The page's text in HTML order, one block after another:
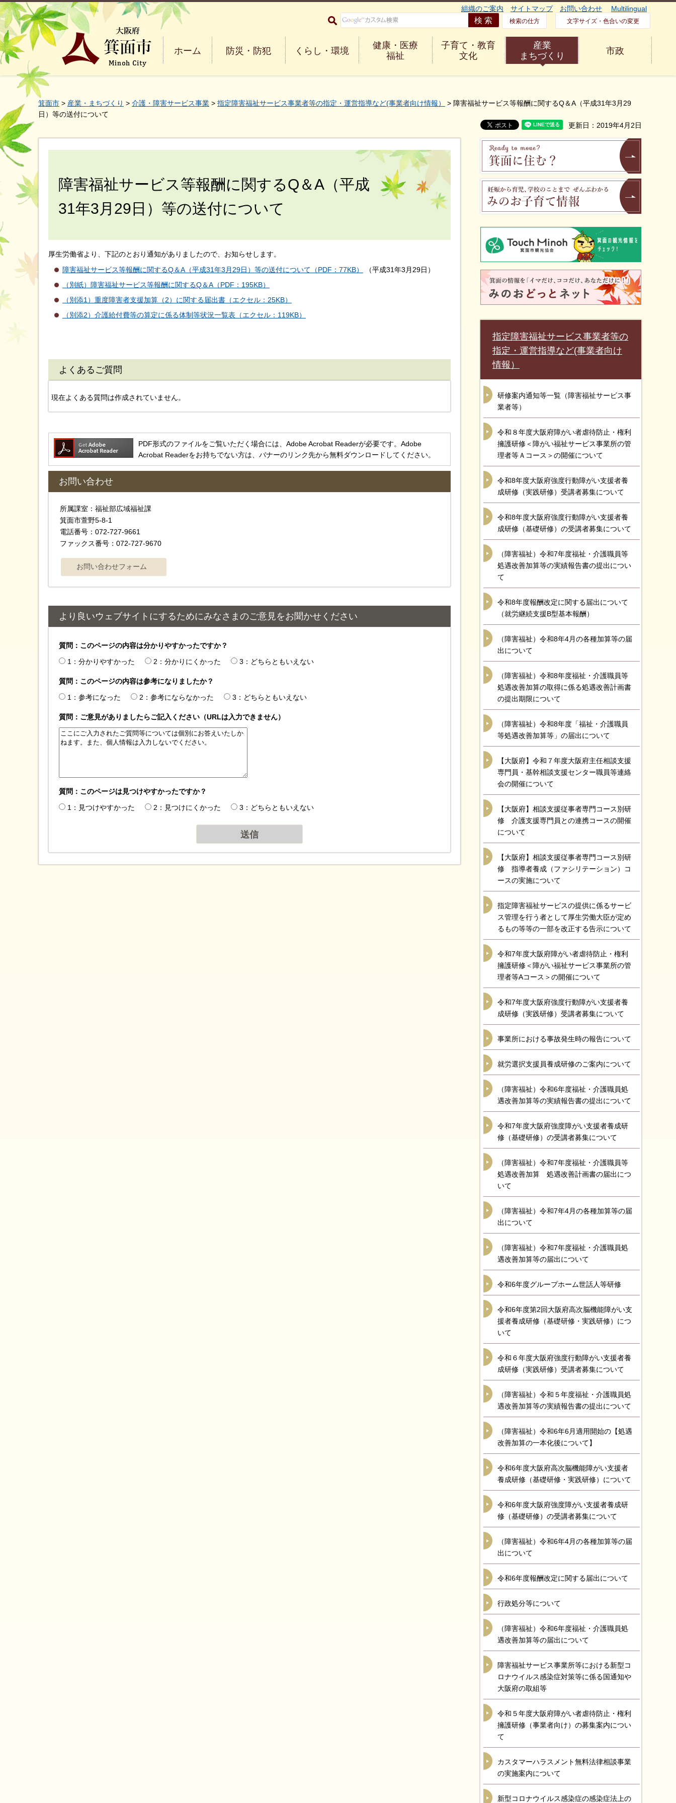
大阪府箕面市 Minoh City
組織のご案内 サイトマップ お問い合わせ Multilingual
検索の仕方 文字サイズ・色合いの変更
ホーム 防災・防犯 くらし・環境
健康・医療
福祉
子育て・教育
文化
産業
まちづくり
市政
箕面市 > 産業・まちづくり > 介護・障害サービス事業 > 指定障害福祉サービス事業者等の指定・運営指導など(事業者向け情報）
> 障害福祉サービス等報酬に関するQ＆A（平成31年3月29
日）等の送付について
更新日：2019年4月2日
障害福祉サービス等報酬に関するQ＆A（平成
31年3月29日）等の送付について
厚生労働省より、下記のとおり通知がありましたので、お知らせします。
障害福祉サービス等報酬に関するQ＆A（平成31年3月29日）等の送付について（PDF：77KB）
（平成31年3月29日）
（別紙）障害福祉サービス等報酬に関するQ＆A（PDF：195KB）
（別添1）重度障害者支援加算（2）に関する届出書（エクセル：25KB）
（別添2）介護給付費等の算定に係る体制等状況一覧表（エクセル：119KB）
よくあるご質問
現在よくある質問は作成されていません。
PDF形式のファイルをご覧いただく場合には、Adobe Acrobat Readerが必要です。Adobe
Acrobat Readerをお持ちでない方は、バナーのリンク先から無料ダウンロードしてください。
お問い合わせ
所属課室：福祉部広域福祉課
箕面市萱野5-8-1
電話番号：072-727-9661
ファックス番号：072-727-9670
より良いウェブサイトにするためにみなさまのご意見をお聞かせください
質問：このページの内容は分かりやすかったですか？
1：分かりやすかった
2：分かりにくかった 3：どちらともいえない
質問：このページの内容は参考になりましたか？
1：参考になった
2：参考にならなかった 3：どちらともいえない
質問：ご意見がありましたらご記入ください（URLは入力できません）
質問：このページは見つけやすかったですか？
1：見つけやすかった
2：見つけにくかった 3：どちらともいえない
指定障害福祉サービス事業者等の
指定・運営指導など(事業者向け
情報）
研修案内通知等一覧（障害福祉サービス事
業者等）
令和８年度大阪府障がい者虐待防止・権利
擁護研修＜障がい福祉サービス事業所の管
理者等Ａコース＞の開催について
令和8年度大阪府強度行動障がい支援者養
成研修（実践研修）受講者募集について
令和8年度大阪府強度行動障がい支援者養
成研修（基礎研修）の受講者募集について
（障害福祉）令和7年度福祉・介護職員等
処遇改善加算等の実績報告書の提出につい
て
令和8年度報酬改定に関する届出について
（就労継続支援B型基本報酬）
（障害福祉）令和8年4月の各種加算等の届
出について
（障害福祉）令和8年度福祉・介護職員等
処遇改善加算の取得に係る処遇改善計画書
の提出期限について
（障害福祉）令和8年度「福祉・介護職員
等処遇改善加算等」の届出について
【大阪府】令和７年度大阪府主任相談支援
専門員・基幹相談支援センター職員等連絡
会の開催について
【大阪府】相談支援従事者専門コース別研
修 介護支援専門員との連携コースの開催
について
【大阪府】相談支援従事者専門コース別研
修 指導者養成（ファシリテーション）コ
ースの実施について
指定障害福祉サービスの提供に係るサービ
ス管理を行う者として厚生労働大臣が定め
るもの等等の一部を改正する告示について
令和7年度大阪府障がい者虐待防止・権利
擁護研修＜障がい福祉サービス事業所の管
理者等Aコース＞の開催について
令和7年度大阪府強度行動障がい支援者養
成研修（実践研修）受講者募集について
事業所における事故発生時の報告について
就労選択支援員養成研修のご案内について
（障害福祉）令和6年度福祉・介護職員処
遇改善加算等の実績報告書の提出について
令和7年度大阪府強度障がい支援者養成研
修（基礎研修）の受講者募集について
（障害福祉）令和7年度福祉・介護職員等
処遇改善加算 処遇改善計画書の届出につ
いて
（障害福祉）令和7年4月の各種加算等の届
出について
（障害福祉）令和7年度福祉・介護職員処
遇改善加算等の届出について
令和6年度グループホーム世話人等研修
令和6年度第2回大阪府高次脳機能障がい支
援者養成研修（基礎研修・実践研修）につ
いて
令和６年度大阪府強度行動障がい支援者養
成研修（実践研修）受講者募集について
（障害福祉）令和５年度福祉・介護職員処
遇改善加算等の実績報告書の提出について
（障害福祉）令和6年6月適用開始の【処遇
改善加算の一本化後について】
令和6年度大阪府高次脳機能障がい支援者
養成研修（基礎研修・実践研修）について
令和6年度大阪府強度障がい支援者養成研
修（基礎研修）の受講者募集について
（障害福祉）令和6年4月の各種加算等の届
出について
令和6年度報酬改定に関する届出について
行政処分等について
（障害福祉）令和6年度福祉・介護職員処
遇改善加算等の届出について
障害福祉サービス事業所等における新型コ
ロナウイルス感染症対策等に係る国通知や
大阪府の取組等
令和５年度大阪府障がい者虐待防止・権利
擁護研修（事業者向け）の募集案内につい
て
カスタマーハラスメント無料法律相談事業
の実施案内について
新型コロナウイルス感染症の感染症法上の